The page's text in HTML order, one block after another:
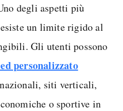
degli aspetti più
un limite rigido al
Gli utenti possono
personalizzato
siti verticali,
o sportive in